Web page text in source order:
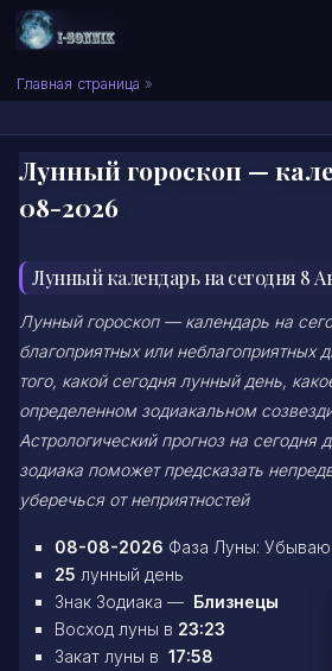
Skip to content
Сонник I-SONNIK.COM
Главная страница »
Лунный гороскоп —
08-2026
Лунный календарь на сегодня 8
Лунный гороскоп — календарь на
благоприятных или неблагоприятных
того, какой сегодня лунный день,
определенном зодиакальном
Астрологический прогноз на сегодня
зодиака поможет предсказать
уберечься от неприятностей
08-08-2026 Фаза Луны:
25 лунный день
Знак Зодиака — Близнецы
Восход луны в 23:23
Закат луны в 17:58